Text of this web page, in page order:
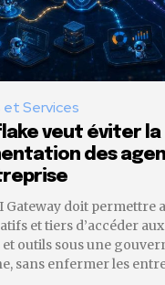
Services
veut éviter la
des
Gateway doit permettre
et tiers d’accéder
outils sous une
sans enfermer les